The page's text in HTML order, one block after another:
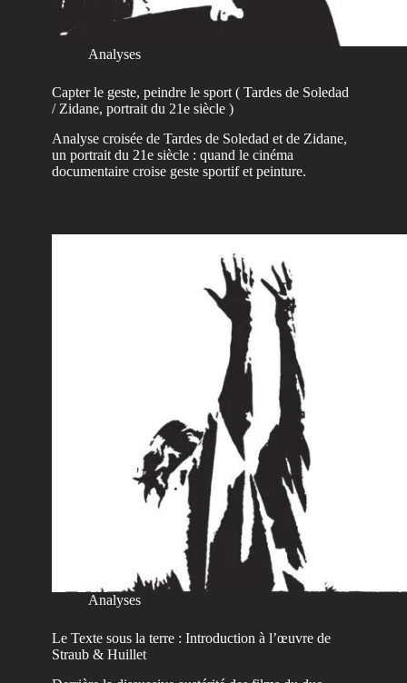
Analyses
Capter le geste, peindre le sport ( Tardes de Soledad
/ Zidane, portrait du 21e siècle )
Analyse croisée de Tardes de Soledad et de Zidane,
un portrait du 21e siècle : quand le cinéma
documentaire croise geste sportif et peinture.
Analyses
Le Texte sous la terre : Introduction à l’œuvre de
Straub & Huillet